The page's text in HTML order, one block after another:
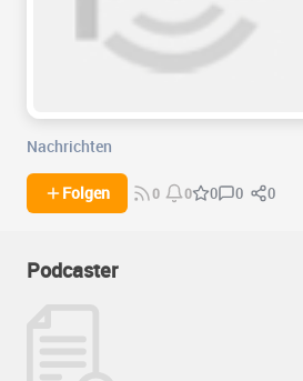
Nachrichten
Folgen 0 0 0 0 0
Podcaster